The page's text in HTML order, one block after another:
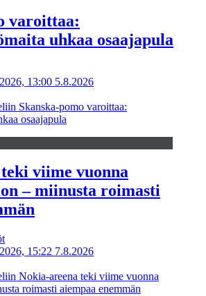
varoittaa:
uhkaa osaajapula
13:00 5.8.2026
Skanska-pomo varoittaa:
osaajapula
viime vuonna
– miinusta roimasti
15:22 7.8.2026
Nokia-areena teki viime vuonna
roimasti aiempaa enemmän